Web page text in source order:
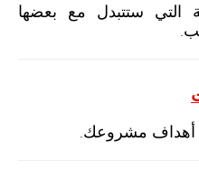
التي ستتبدل مع بعضها
أهداف مشروعك.